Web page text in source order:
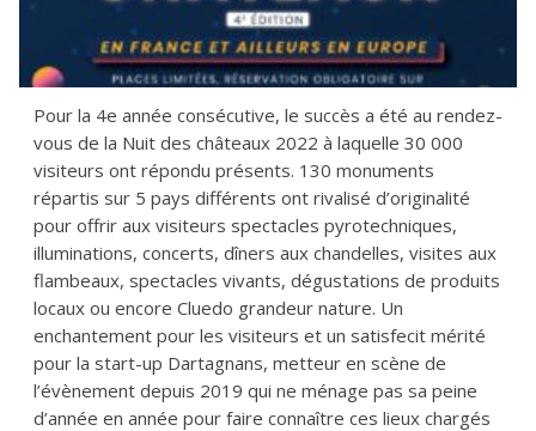
Pour la 4e année consécutive, le succès a été au rendez-
vous de la Nuit des châteaux 2022 à laquelle 30 000
visiteurs ont répondu présents. 130 monuments
répartis sur 5 pays différents ont rivalisé d’originalité
pour offrir aux visiteurs spectacles pyrotechniques,
illuminations, concerts, dîners aux chandelles, visites aux
flambeaux, spectacles vivants, dégustations de produits
locaux ou encore Cluedo grandeur nature. Un
enchantement pour les visiteurs et un satisfecit mérité
pour la start-up Dartagnans, metteur en scène de
l’évènement depuis 2019 qui ne ménage pas sa peine
d’année en année pour faire connaître ces lieux chargés